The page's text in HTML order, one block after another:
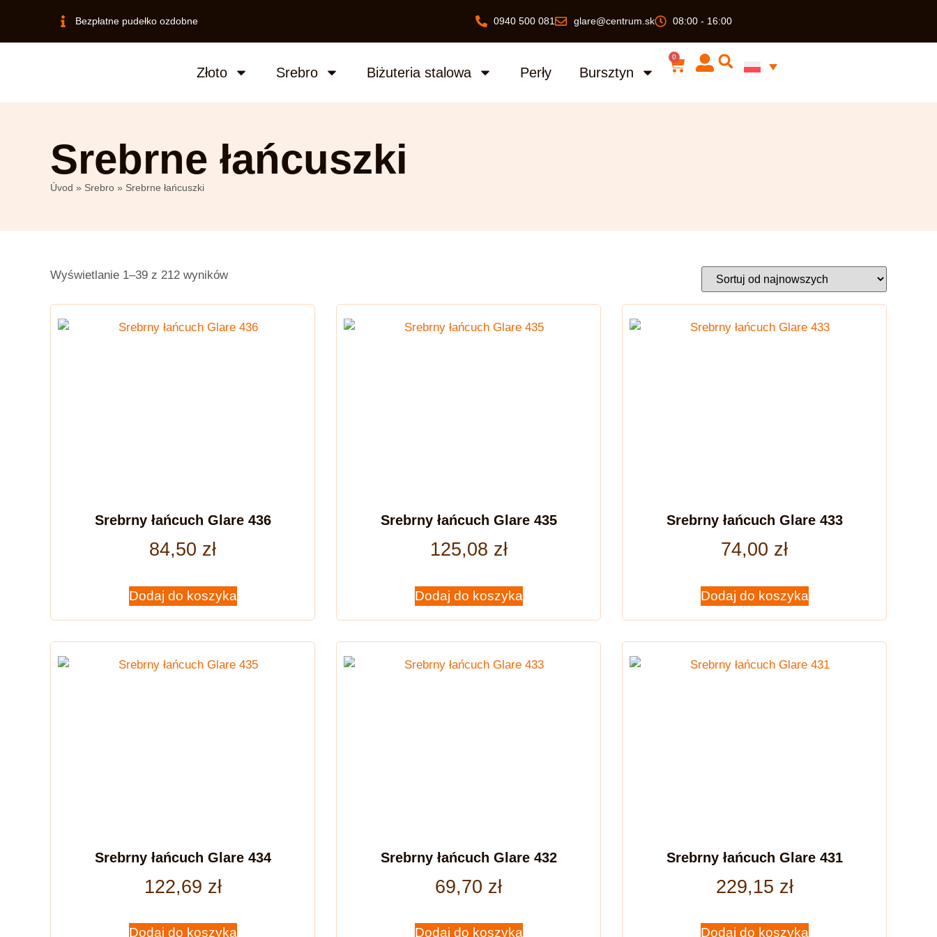
Bezpłatne pudełko ozdobne 0940 500 081 glare@centrum.sk 08:00 - 16:00
Złoto Srebro Biżuteria stalowa Perły Bursztyn
0
Srebrne łańcuszki
Úvod » Srebro » Srebrne łańcuszki
Wyświetlanie 1–39 z 212 wyników
Srebrny łańcuch Glare 436
84,50 zł
Dodaj do koszyka
Srebrny łańcuch Glare 435
125,08 zł
Dodaj do koszyka
Srebrny łańcuch Glare 433
74,00 zł
Dodaj do koszyka
Srebrny łańcuch Glare 434
122,69 zł
Dodaj do koszyka
Srebrny łańcuch Glare 432
69,70 zł
Dodaj do koszyka
Srebrny łańcuch Glare 431
229,15 zł
Dodaj do koszyka